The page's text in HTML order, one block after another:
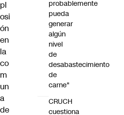
pl
osi
ón
en
la
co
m
un
a
de
probablemente
pueda
generar
algún
nivel
de
desabastecimiento
de
carne"
CRUCH
cuestiona